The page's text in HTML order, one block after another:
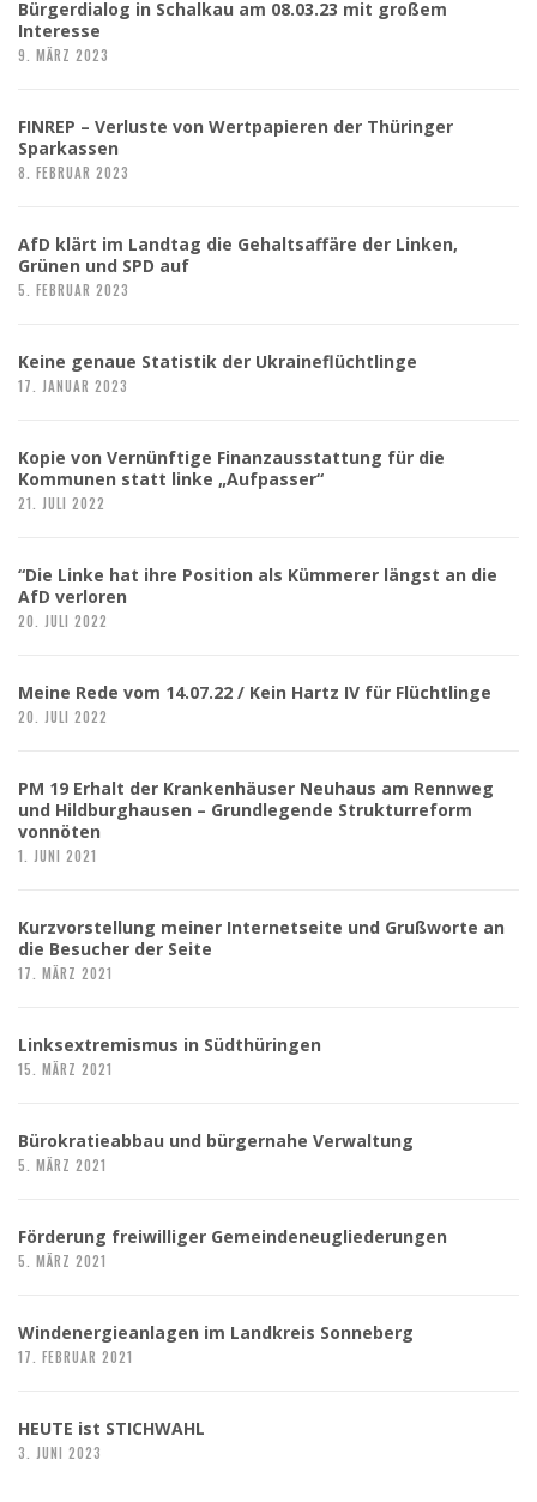
Bürgerdialog in Schalkau am 08.03.23 mit großem
Interesse
9. MÄRZ 2023
FINREP – Verluste von Wertpapieren der Thüringer
Sparkassen
8. FEBRUAR 2023
AfD klärt im Landtag die Gehaltsaffäre der Linken,
Grünen und SPD auf
5. FEBRUAR 2023
Keine genaue Statistik der Ukraineflüchtlinge
17. JANUAR 2023
Kopie von Vernünftige Finanzausstattung für die
Kommunen statt linke „Aufpasser“
21. JULI 2022
“Die Linke hat ihre Position als Kümmerer längst an die
AfD verloren
20. JULI 2022
Meine Rede vom 14.07.22 / Kein Hartz IV für Flüchtlinge
20. JULI 2022
PM 19 Erhalt der Krankenhäuser Neuhaus am Rennweg
und Hildburghausen – Grundlegende Strukturreform
vonnöten
1. JUNI 2021
Kurzvorstellung meiner Internetseite und Grußworte an
die Besucher der Seite
17. MÄRZ 2021
Linksextremismus in Südthüringen
15. MÄRZ 2021
Bürokratieabbau und bürgernahe Verwaltung
5. MÄRZ 2021
Förderung freiwilliger Gemeindeneugliederungen
5. MÄRZ 2021
Windenergieanlagen im Landkreis Sonneberg
17. FEBRUAR 2021
HEUTE ist STICHWAHL
3. JUNI 2023